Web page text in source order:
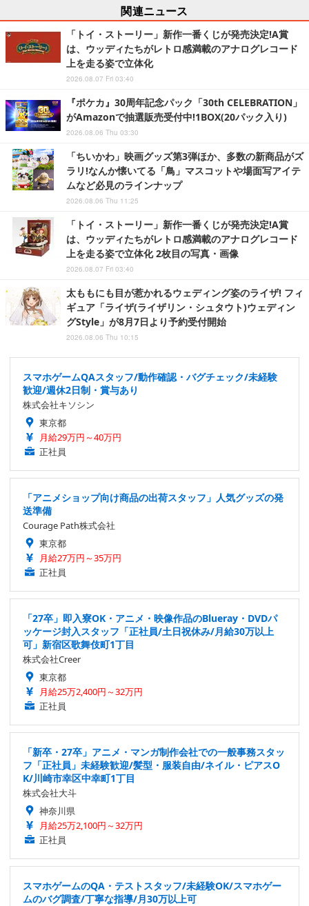
関連ニュース
「トイ・ストーリー」新作一番くじが発売決定!A賞
は、ウッディたちがレトロ感満載のアナログレコード
上を走る姿で立体化
2026.08.07 Fri 03:40
『ポケカ』30周年記念パック「30th CELEBRATION」
がAmazonで抽選販売受付中!1BOX(20パック入り)
2026.08.06 Thu 03:30
「ちいかわ」映画グッズ第3弾ほか、多数の新商品がズ
ラリ!なんか懐いてる「鳥」マスコットや場面写アイテ
ムなど必見のラインナップ
2026.08.06 Thu 11:25
「トイ・ストーリー」新作一番くじが発売決定!A賞
は、ウッディたちがレトロ感満載のアナログレコード
上を走る姿で立体化 2枚目の写真・画像
2026.08.07 Fri 03:40
太ももにも目が惹かれるウェディング姿のライザ! フィ
ギュア「ライザ(ライザリン・シュタウト)ウェディン
グStyle」が8月7日より予約受付開始
2026.08.06 Thu 10:15
スマホゲームQAスタッフ/動作確認・バグチェック/未経験
歓迎/週休2日制・賞与あり
株式会社キソシン
東京都
月給29万円～40万円
正社員
「アニメショップ向け商品の出荷スタッフ」人気グッズの発
送準備
Courage Path株式会社
東京都
月給27万円～35万円
正社員
「27卒」即入寮OK・アニメ・映像作品のBlueray・DVDパ
ッケージ封入スタッフ「正社員/土日祝休み/月給30万以上
可」新宿区歌舞伎町1丁目
株式会社Creer
東京都
月給25万2,400円～32万円
正社員
「新卒・27卒」アニメ・マンガ制作会社での一般事務スタッ
フ「正社員」未経験歓迎/髪型・服装自由/ネイル・ピアスO
K/川崎市幸区中幸町1丁目
株式会社大斗
神奈川県
月給25万2,100円～32万円
正社員
スマホゲームのQA・テストスタッフ/未経験OK/スマホゲー
ムのバグ調査/丁寧な指導/月30万以上可